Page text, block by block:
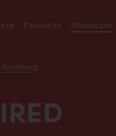
Produkte Standorte